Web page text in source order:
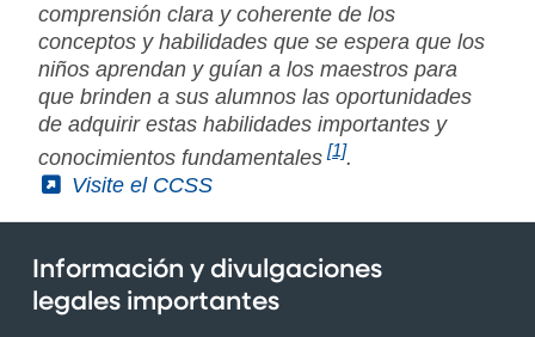
comprensión clara y coherente de los
conceptos y habilidades que se espera que los
niños aprendan y guían a los maestros para
que brinden a sus alumnos las oportunidades
de adquirir estas habilidades importantes y
conocimientos fundamentales [1].
(External)
Visite el CCSS
Información y divulgaciones
legales importantes